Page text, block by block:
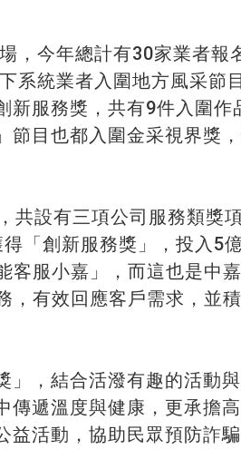
，今年總計有30家業者報
系統業者入圍地方風采節
新服務獎，共有9件入圍作
目也都入圍金采視界獎
共設有三項公司服務類獎
「創新服務獎」，投入5
客服小嘉」，而這也是中
，有效回應客戶需求，並
，結合活潑有趣的活動
傳遞溫度與健康，更承擔
益活動，協助民眾預防詐